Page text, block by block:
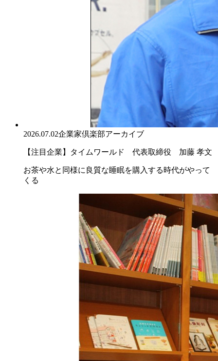
2026.07.02企業家倶楽部アーカイブ
【注目企業】タイムワールド 代表取締役 加藤 孝文
お茶や水と同様に良質な睡眠を購入する時代がやって
くる